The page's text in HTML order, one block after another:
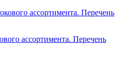
ассортимента. Перечень